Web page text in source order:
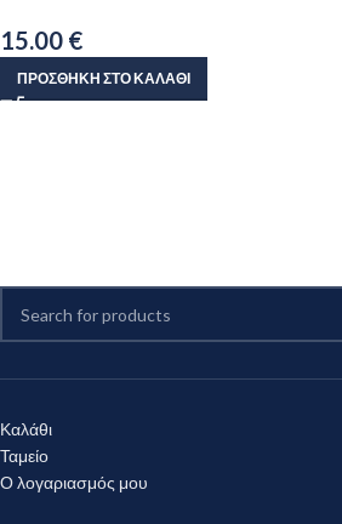
15.00 €
ΠΡΟΣΘΉΚΗ ΣΤΟ ΚΑΛΆΘΙ
Καλάθι
Ταμείο
Ο λογαριασμός μου